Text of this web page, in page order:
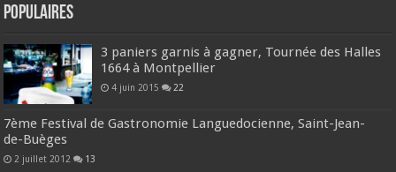
Populaires
3 paniers garnis à gagner, Tournée des Halles
1664 à Montpellier
4 juin 2015 22
7ème Festival de Gastronomie Languedocienne, Saint-Jean-
de-Buèges
2 juillet 2012 13